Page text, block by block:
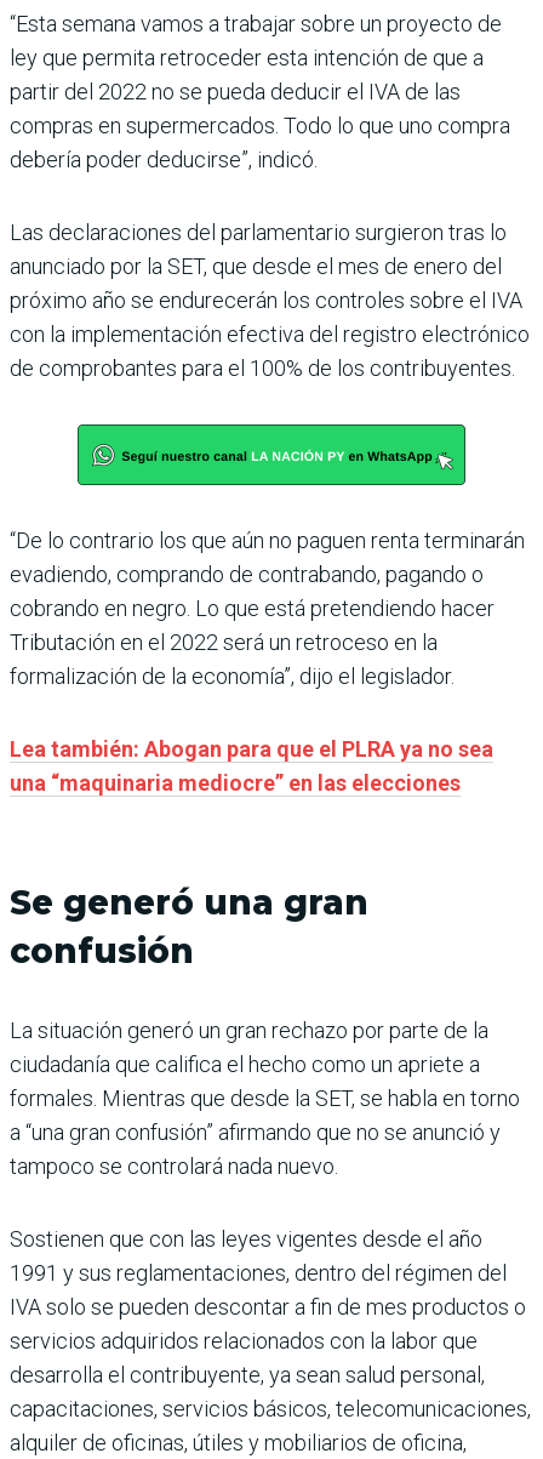
“Esta semana vamos a trabajar sobre un proyecto de
ley que permita retroceder esta intención de que a
partir del 2022 no se pueda deducir el IVA de las
compras en supermercados. Todo lo que uno compra
debería poder deducirse”, indicó.
Las declaraciones del parlamentario surgieron tras lo
anunciado por la SET, que desde el mes de enero del
próximo año se endurecerán los controles sobre el IVA
con la implementación efectiva del registro electrónico
de comprobantes para el 100% de los contribuyentes.
“De lo contrario los que aún no paguen renta terminarán
evadiendo, comprando de contrabando, pagando o
cobrando en negro. Lo que está pretendiendo hacer
Tributación en el 2022 será un retroceso en la
formalización de la economía”, dijo el legislador.
Lea también: Abogan para que el PLRA ya no sea
una “maquinaria mediocre” en las elecciones
Se generó una gran
confusión
La situación generó un gran rechazo por parte de la
ciudadanía que califica el hecho como un apriete a
formales. Mientras que desde la SET, se habla en torno
a “una gran confusión” afirmando que no se anunció y
tampoco se controlará nada nuevo.
Sostienen que con las leyes vigentes desde el año
1991 y sus reglamentaciones, dentro del régimen del
IVA solo se pueden descontar a fin de mes productos o
servicios adquiridos relacionados con la labor que
desarrolla el contribuyente, ya sean salud personal,
capacitaciones, servicios básicos, telecomunicaciones,
alquiler de oficinas, útiles y mobiliarios de oficina,